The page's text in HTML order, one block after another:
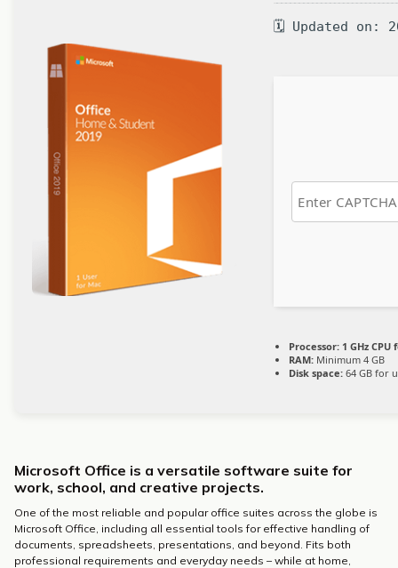
🗓 Updated on:
Processor: 1 GHz
RAM: Minimum 4 GB
Disk space: 64 GB for
Microsoft Office is a versatile software suite for
work, school, and creative projects.
One of the most reliable and popular office suites across the globe is
Microsoft Office, including all essential tools for effective handling of
documents, spreadsheets, presentations, and beyond. Fits both
professional requirements and everyday needs – while at home,